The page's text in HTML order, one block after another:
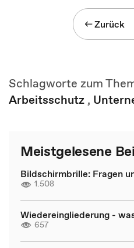
Zurück
Schlagworte zum
Arbeitsschutz ,
Meistgelesene
Bildschirmbrille: Fragen
1.508
Wiedereingliederung -
657